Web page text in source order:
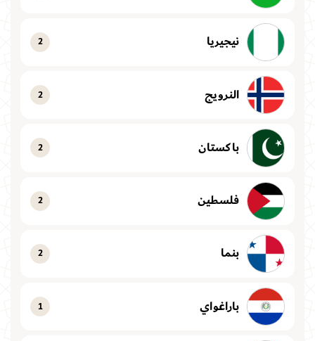
نيجيريا 2
النرويج 2
باكستان 2
فلسطين 2
بنما 2
باراغواي 1